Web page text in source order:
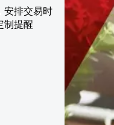
安排交易时
制提醒